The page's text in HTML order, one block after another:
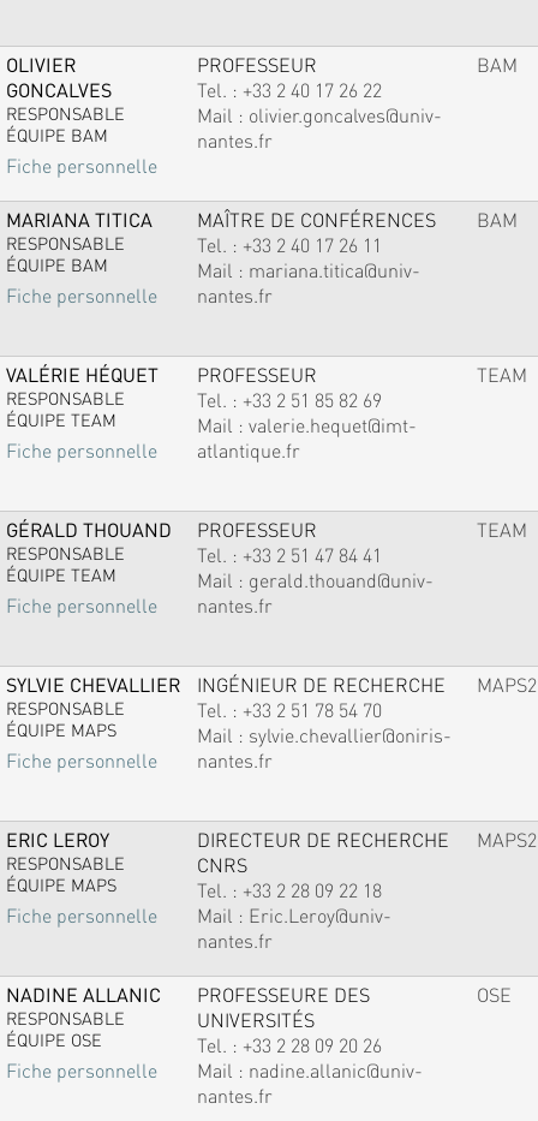
OLIVIER
GONCALVES
RESPONSABLE
ÉQUIPE BAM
Fiche personnelle
PROFESSEUR
Tel. : +33 2 40 17 26 22
Mail : olivier.goncalves@univ-
nantes.fr
BAM
MARIANA TITICA
RESPONSABLE
ÉQUIPE BAM
Fiche personnelle
MAÎTRE DE CONFÉRENCES
Tel. : +33 2 40 17 26 11
Mail : mariana.titica@univ-
nantes.fr
BAM
VALÉRIE HÉQUET
RESPONSABLE
ÉQUIPE TEAM
Fiche personnelle
PROFESSEUR
Tel. : +33 2 51 85 82 69
Mail : valerie.hequet@imt-
atlantique.fr
TEAM
GÉRALD THOUAND
RESPONSABLE
ÉQUIPE TEAM
Fiche personnelle
PROFESSEUR
Tel. : +33 2 51 47 84 41
Mail : gerald.thouand@univ-
nantes.fr
TEAM
SYLVIE CHEVALLIER
RESPONSABLE
ÉQUIPE MAPS
Fiche personnelle
INGÉNIEUR DE RECHERCHE
Tel. : +33 2 51 78 54 70
Mail : sylvie.chevallier@oniris-
nantes.fr
MAPS2
ERIC LEROY
RESPONSABLE
ÉQUIPE MAPS
Fiche personnelle
DIRECTEUR DE RECHERCHE
CNRS
Tel. : +33 2 28 09 22 18
Mail : Eric.Leroy@univ-
nantes.fr
MAPS2
NADINE ALLANIC
RESPONSABLE
ÉQUIPE OSE
Fiche personnelle
PROFESSEURE DES
UNIVERSITÉS
Tel. : +33 2 28 09 20 26
Mail : nadine.allanic@univ-
nantes.fr
OSE